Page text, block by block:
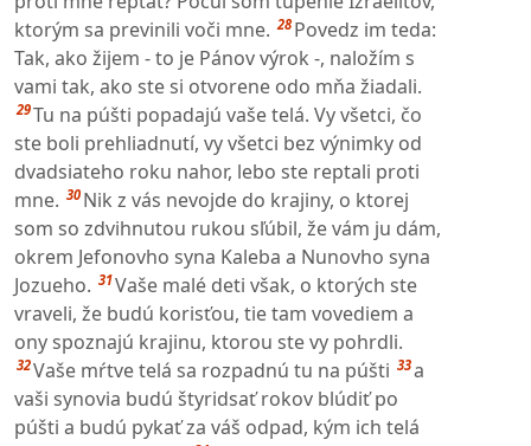
ktorým sa previnili voči mne. 28 Povedz im teda:
Tak, ako žijem - to je Pánov výrok -, naložím s
vami tak, ako ste si otvorene odo mňa žiadali.
29Tu na púšti popadajú vaše telá. Vy všetci, čo
ste boli prehliadnutí, vy všetci bez výnimky od
dvadsiateho roku nahor, lebo ste reptali proti
mne. 30 Nik z vás nevojde do krajiny, o ktorej
som so zdvihnutou rukou sľúbil, že vám ju dám,
okrem Jefonovho syna Kaleba a Nunovho syna
Jozueho. 31Vaše malé deti však, o ktorých ste
vraveli, že budú korisťou, tie tam vovediem a
ony spoznajú krajinu, ktorou ste vy pohrdli.
32Vaše mŕtve telá sa rozpadnú tu na púšti 33a
vaši synovia budú štyridsať rokov blúdiť po
púšti a budú pykať za váš odpad, kým ich telá